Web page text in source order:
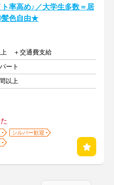
率高め♪／大学生多数＝居
色自由★
上 ＋交通費支給
ート
以上
シルバー歓迎